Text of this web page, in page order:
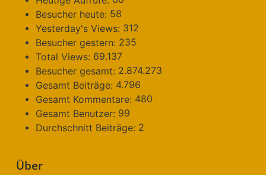
Besucher heute: 58
Yesterday's Views: 312
Besucher gestern: 235
Total Views: 69.137
Besucher gesamt: 2.874.273
Gesamt Beiträge: 4.796
Gesamt Kommentare: 480
Gesamt Benutzer: 99
Durchschnitt Beiträge: 2
Über